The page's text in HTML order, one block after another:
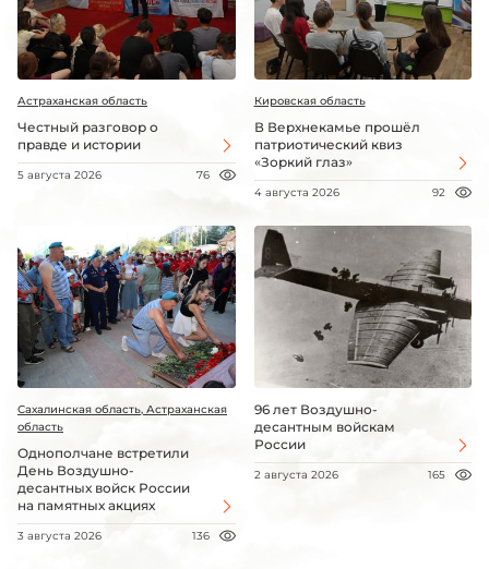
Астраханская область
Честный разговор о
правде и истории
5 августа 2026 76
Кировская область
В Верхнекамье прошёл
патриотический квиз
«Зоркий глаз»
4 августа 2026 92
Сахалинская область, Астраханская
область
Однополчане встретили
День Воздушно-
десантных войск России
на памятных акциях
3 августа 2026 136
96 лет Воздушно-
десантным войскам
России
2 августа 2026 165